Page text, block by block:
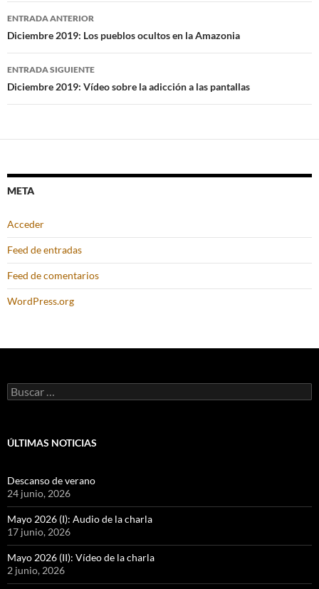
Navegación
de
entradas
ENTRADA ANTERIOR
Diciembre 2019: Los pueblos ocultos en la Amazonia
ENTRADA SIGUIENTE
Diciembre 2019: Vídeo sobre la adicción a las pantallas
META
Acceder
Feed de entradas
Feed de comentarios
WordPress.org
Buscar:
ÚLTIMAS NOTICIAS
Descanso de verano
24 junio, 2026
Mayo 2026 (I): Audio de la charla
17 junio, 2026
Mayo 2026 (II): Vídeo de la charla
2 junio, 2026